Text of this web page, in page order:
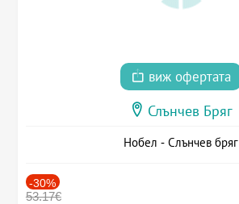
виж офертата
Слънчев Бряг
Нобел - Слънчев бряг
-30%
53.17€